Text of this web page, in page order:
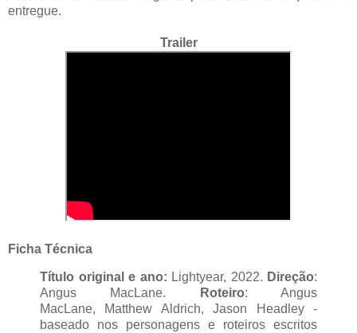
entregue.
Trailer
Ficha Técnica
Título original e ano: Lightyear, 2022. Direção:
Angus MacLane.
Roteiro: Angus
MacLane, Matthew Aldrich, Jason Headley -
baseado nos personagens e roteiros escritos